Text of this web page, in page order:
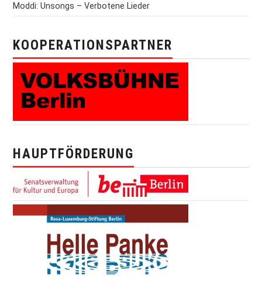
Moddi: Unsongs – Verbotene Lieder
KOOPERATIONSPARTNER
HAUPTFÖRDERUNG